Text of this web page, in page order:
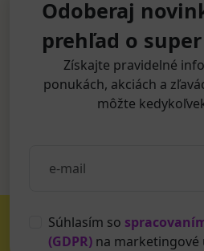
Odoberaj
prehľad o
Získajte pravidelné
ponukách, akciách a
môžte
Súhlasím so
(GDPR) na marketingové